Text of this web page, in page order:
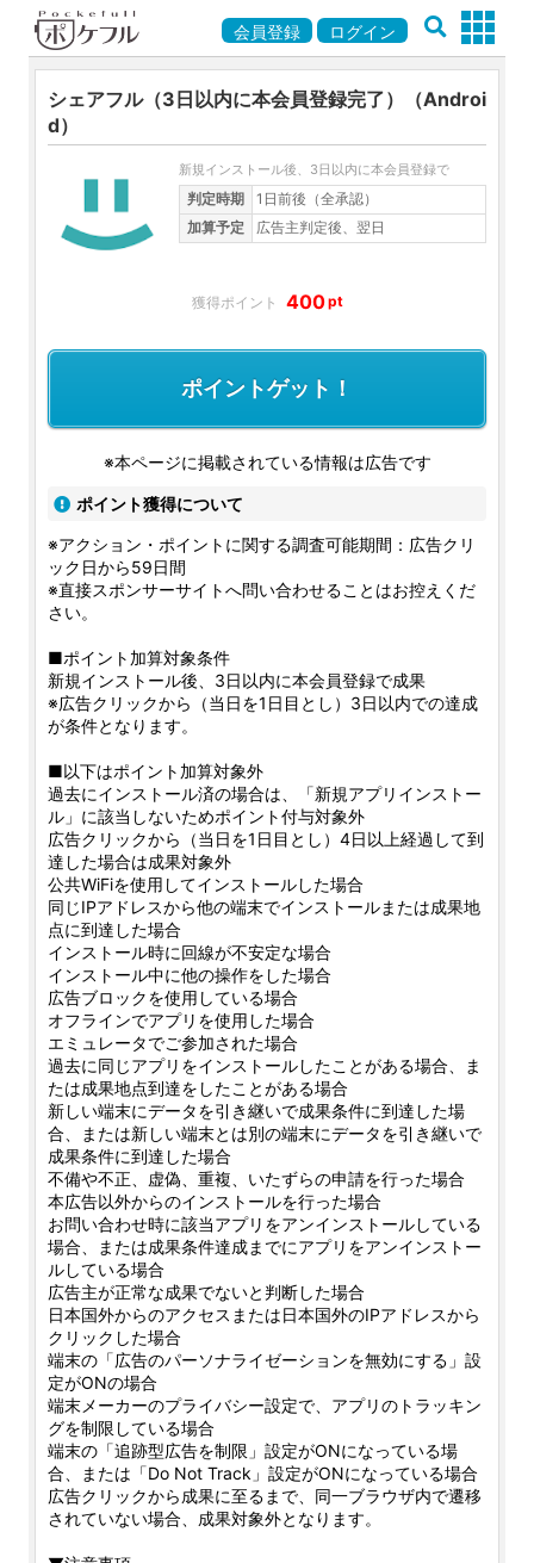
会員登録 ログイン
シェアフル（3日以内に本会員登録完了）（Androi
d）
新規インストール後、3日以内に本会員登録で
判定時期
1日前後（全承認）
加算予定
広告主判定後、翌日
400pt
ポイントゲット！
※本ページに掲載されている情報は広告です
ポイント獲得について
※アクション・ポイントに関する調査可能期間：広告クリ
ック日から59日間
※直接スポンサーサイトへ問い合わせることはお控えくだ
さい。
■ポイント加算対象条件
新規インストール後、3日以内に本会員登録で成果
※広告クリックから（当日を1日目とし）3日以内での達成
が条件となります。
■以下はポイント加算対象外
過去にインストール済の場合は、「新規アプリインストー
ル」に該当しないためポイント付与対象外
広告クリックから（当日を1日目とし）4日以上経過して到
達した場合は成果対象外
公共WiFiを使用してインストールした場合
同じIPアドレスから他の端末でインストールまたは成果地
点に到達した場合
インストール時に回線が不安定な場合
インストール中に他の操作をした場合
広告ブロックを使用している場合
オフラインでアプリを使用した場合
エミュレータでご参加された場合
過去に同じアプリをインストールしたことがある場合、ま
たは成果地点到達をしたことがある場合
新しい端末にデータを引き継いで成果条件に到達した場
合、または新しい端末とは別の端末にデータを引き継いで
成果条件に到達した場合
不備や不正、虚偽、重複、いたずらの申請を行った場合
本広告以外からのインストールを行った場合
お問い合わせ時に該当アプリをアンインストールしている
場合、または成果条件達成までにアプリをアンインストー
ルしている場合
広告主が正常な成果でないと判断した場合
日本国外からのアクセスまたは日本国外のIPアドレスから
クリックした場合
端末の「広告のパーソナライゼーションを無効にする」設
定がONの場合
端末メーカーのプライバシー設定で、アプリのトラッキン
グを制限している場合
端末の「追跡型広告を制限」設定がONになっている場
合、または「Do Not Track」設定がONになっている場合
広告クリックから成果に至るまで、同一ブラウザ内で遷移
されていない場合、成果対象外となります。